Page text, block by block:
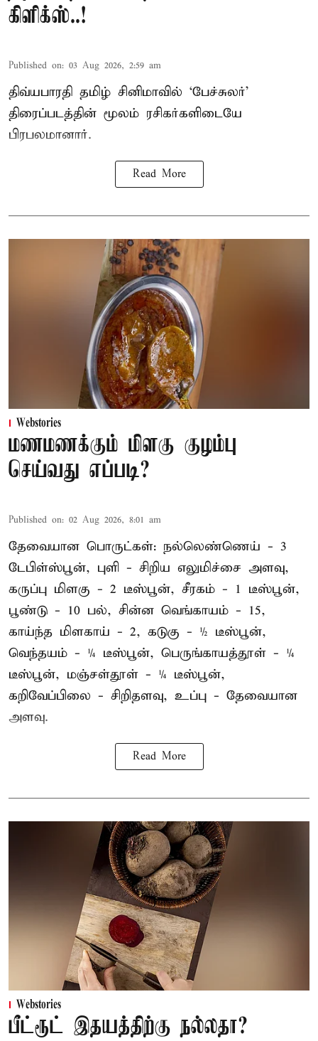
கிளிக்ஸ்..!
Published on: 03 Aug 2026, 2:59 am
திவ்யபாரதி தமிழ் சினிமாவில் ‘பேச்சுலர்’
திரைப்படத்தின் மூலம் ரசிகர்களிடையே
பிரபலமானார்.
Read More
Webstories
மணமணக்கும் மிளகு குழம்பு
செய்வது எப்படி?
Published on: 02 Aug 2026, 8:01 am
தேவையான பொருட்கள்: நல்லெண்ணெய் - 3
டேபிள்ஸ்பூன், புளி - சிறிய எலுமிச்சை அளவு,
கருப்பு மிளகு - 2 டீஸ்பூன், சீரகம் - 1 டீஸ்பூன்,
பூண்டு - 10 பல், சின்ன வெங்காயம் - 15,
காய்ந்த மிளகாய் - 2, கடுகு - ½ டீஸ்பூன்,
வெந்தயம் - ¼ டீஸ்பூன், பெருங்காயத்தூள் - ¼
டீஸ்பூன், மஞ்சள்தூள் - ¼ டீஸ்பூன்,
கறிவேப்பிலை - சிறிதளவு, உப்பு - தேவையான
அளவு.
Read More
Webstories
பீட்ரூட் இதயத்திற்கு நல்லதா?